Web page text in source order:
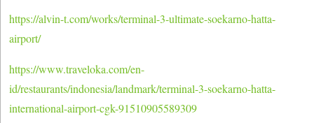
https://alvin-t.com/works/terminal-3-ultimate-soekarno-hatta-
airport/
https://www.traveloka.com/en-
id/restaurants/indonesia/landmark/terminal-3-soekarno-hatta-
international-airport-cgk-91510905589309